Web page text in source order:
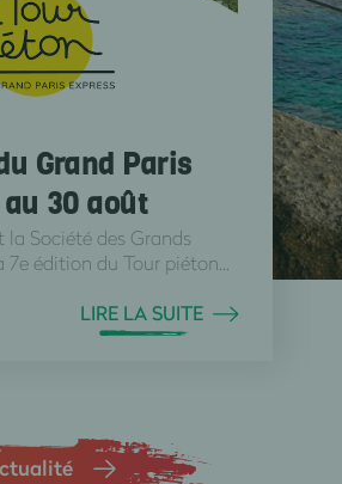
Grand Paris
30 août
la Société des Grands
édition du Tour piéton...
LIRE LA SUITE